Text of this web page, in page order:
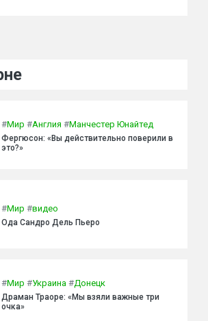
#Мир #Англия #Манчестер Юнайтед
Фергюсон: «Вы действительно поверили в
это?»
#Мир #видео
Ода Сандро Дель Пьеро
#Мир #Украина #Донецк
Драман Траоре: «Мы взяли важные три
очка»